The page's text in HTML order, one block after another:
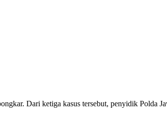
Dari ketiga kasus tersebut, penyidik Polda